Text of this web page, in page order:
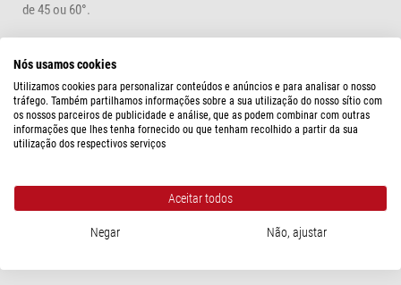
de 45 ou 60°.
mostre mais...
ESPECIFICAÇÕES
Especialidades
Lente de imersão
Nós usamos cookies
Utilizamos cookies para personalizar conteúdos e anúncios e para analisar o nosso
tráfego. Também partilhamos informações sobre a sua utilização do nosso sítio com
os nossos parceiros de publicidade e análise, que as podem combinar com outras
informações que lhes tenha fornecido ou que tenham recolhido a partir da sua
utilização dos respectivos serviços
Aceitar todos
Negar Não, ajustar